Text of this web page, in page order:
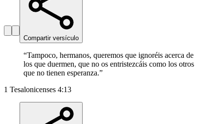
Compartir versículo
“Tampoco, hermanos, queremos que ignoréis acerca de
los que duermen, que no os entristezcáis como los otros
que no tienen esperanza.”
1 Tesalonicenses 4:13